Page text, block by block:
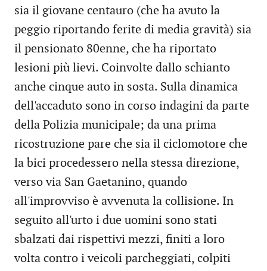
sia il giovane centauro (che ha avuto la
peggio riportando ferite di media gravità) sia
il pensionato 80enne, che ha riportato
lesioni più lievi. Coinvolte dallo schianto
anche cinque auto in sosta. Sulla dinamica
dell'accaduto sono in corso indagini da parte
della Polizia municipale; da una prima
ricostruzione pare che sia il ciclomotore che
la bici procedessero nella stessa direzione,
verso via San Gaetanino, quando
all'improvviso è avvenuta la collisione. In
seguito all'urto i due uomini sono stati
sbalzati dai rispettivi mezzi, finiti a loro
volta contro i veicoli parcheggiati, colpiti